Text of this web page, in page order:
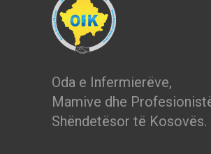
Oda e Infermierëve,
Mamive dhe
Shëndetësor të Kosovës.